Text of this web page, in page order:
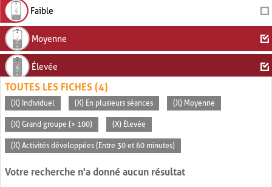
Faible
Moyenne
Élevée
TOUTES LES FICHES (4)
(X) Individuel (X) En plusieurs séances (X) Moyenne
(X) Grand groupe (> 100) (X) Élevée
(X) Activités développées (Entre 30 et 60 minutes)
Votre recherche n'a donné aucun résultat